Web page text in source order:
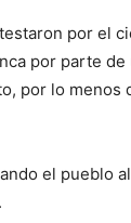
por el
por parte
por lo menos
el pueblo